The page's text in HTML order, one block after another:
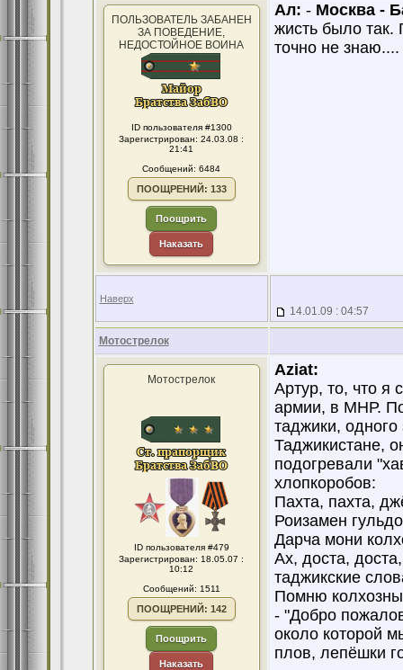
ПОЛЬЗОВАТЕЛЬ ЗАБАНЕН
ЗА ПОВЕДЕНИЕ,
НЕДОСТОЙНОЕ ВОИНА
ID пользователя #1300
Зарегистрирован: 24.03.08 :
21:41
Сообщений: 6484
ПООЩРЕНИЙ: 133
Поощрить
Наказать
Ал: - Москва -
жисть было так.
точно не знаю....
Наверх
14.01.09 : 04:57
Мотострелок
Мотострелок
ID пользователя #479
Зарегистрирован: 18.05.07 :
10:12
Сообщений: 1511
ПООЩРЕНИЙ: 142
Поощрить
Наказать
Aziat:
Артур, то, что я
армии, в МНР.
таджики,
Таджикистане,
подогревали
хлопкоробов:
Пахта, пахта,
Роизамен
Дарча мони
Ах, доста,
таджикские
Помню
- "Добро
около которой
плов, лепёшки